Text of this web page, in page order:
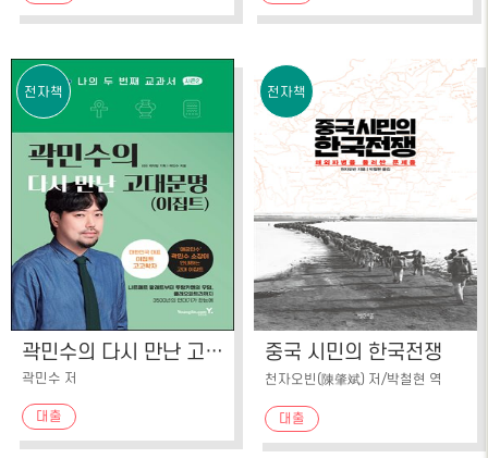
전자책
곽민수의 다시 만난 고대문명(이집트)
곽민수 저
대출
전자책
중국 시민의 한국전쟁
천자오빈(陳肇斌) 저/박철현 역
대출